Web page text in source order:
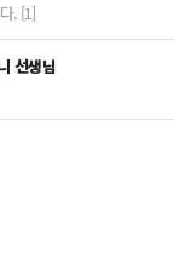
. [1]
선생님